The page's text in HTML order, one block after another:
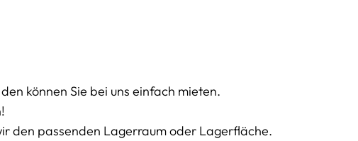
können Sie bei uns einfach mieten.
den passenden Lagerraum oder Lagerfläche.